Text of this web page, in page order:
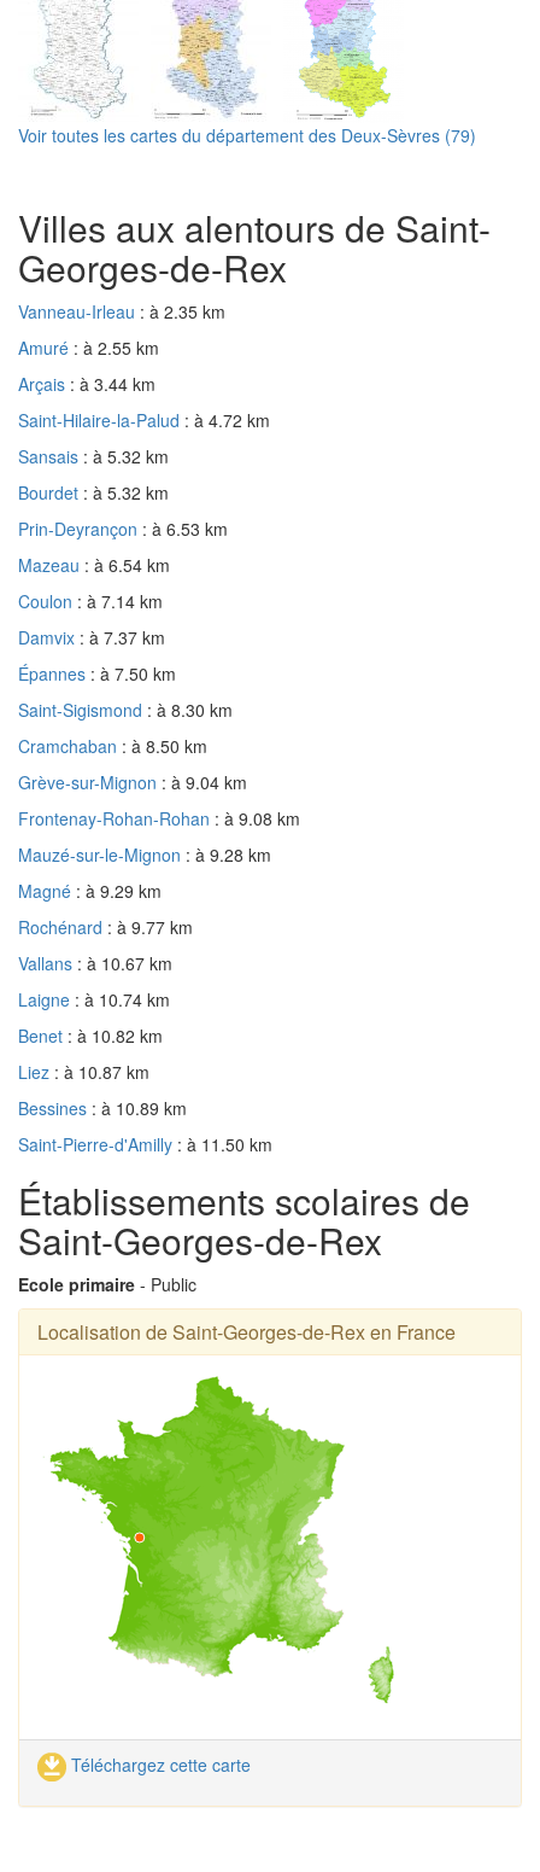
Voir toutes les cartes du département des Deux-Sèvres (79)
Villes aux alentours de Saint-
Georges-de-Rex
Vanneau-Irleau : à 2.35 km
Amuré : à 2.55 km
Arçais : à 3.44 km
Saint-Hilaire-la-Palud : à 4.72 km
Sansais : à 5.32 km
Bourdet : à 5.32 km
Prin-Deyrançon : à 6.53 km
Mazeau : à 6.54 km
Coulon : à 7.14 km
Damvix : à 7.37 km
Épannes : à 7.50 km
Saint-Sigismond : à 8.30 km
Cramchaban : à 8.50 km
Grève-sur-Mignon : à 9.04 km
Frontenay-Rohan-Rohan : à 9.08 km
Mauzé-sur-le-Mignon : à 9.28 km
Magné : à 9.29 km
Rochénard : à 9.77 km
Vallans : à 10.67 km
Laigne : à 10.74 km
Benet : à 10.82 km
Liez : à 10.87 km
Bessines : à 10.89 km
Saint-Pierre-d'Amilly : à 11.50 km
Établissements scolaires de
Saint-Georges-de-Rex
Ecole primaire - Public
Localisation de Saint-Georges-de-Rex en France
Téléchargez cette carte